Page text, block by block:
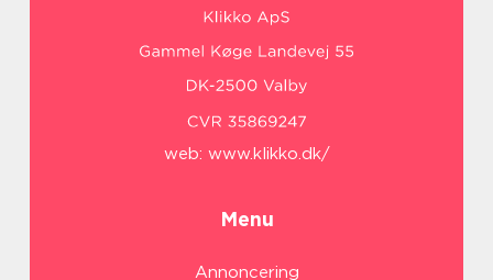
web: www.klikko.dk/
Menu
Annoncering